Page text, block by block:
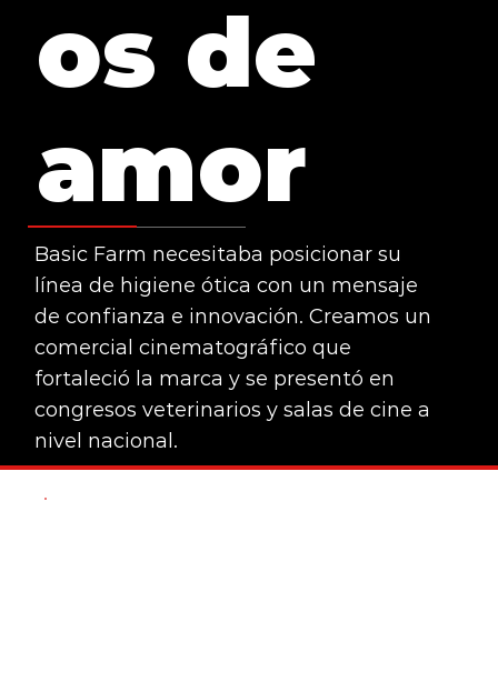
os de
amor
Basic Farm necesitaba posicionar su
línea de higiene ótica con un mensaje
de confianza e innovación. Creamos un
comercial cinematográfico que
fortaleció la marca y se presentó en
congresos veterinarios y salas de cine a
nivel nacional.